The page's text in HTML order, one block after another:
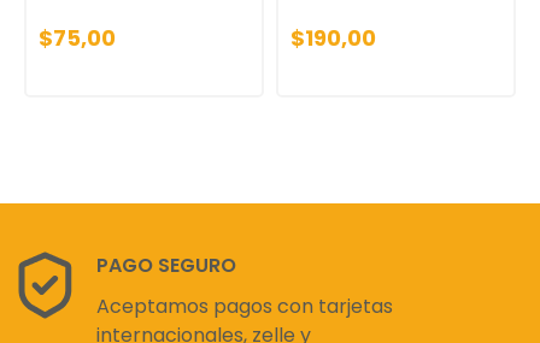
$75,00 $190,00
PAGO SEGURO
Aceptamos pagos con tarjetas
internacionales, zelle y